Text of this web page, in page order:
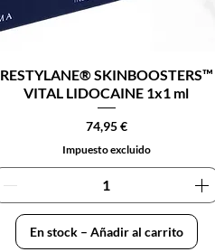
RESTYLANE® SKINBOOSTERS™
VITAL LIDOCAINE 1x1 ml
Precio
74,95 €
Impuesto excluido
En stock – Añadir al carrito